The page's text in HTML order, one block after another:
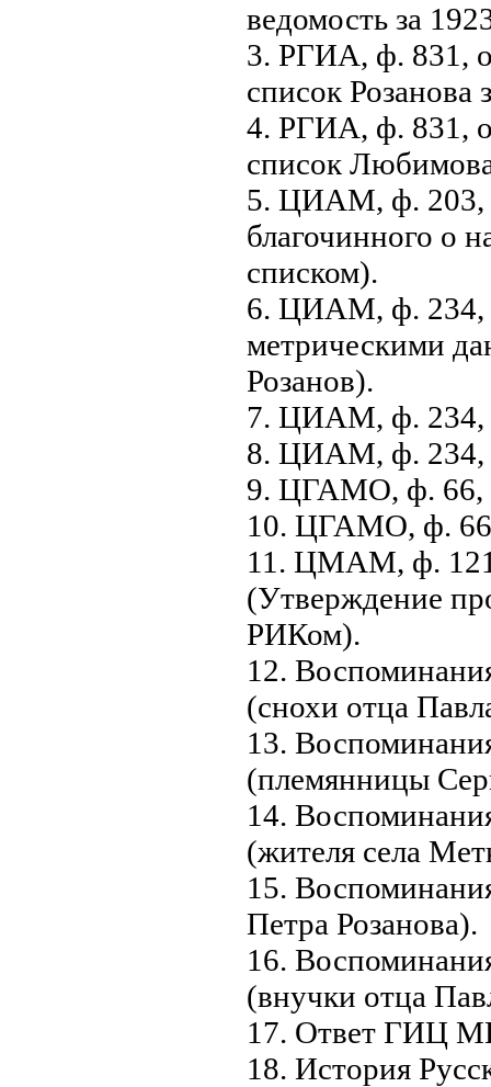
ведомость за
3. РГИА, ф. 831,
список Розанова
4. РГИА, ф. 831,
список
5. ЦИАМ, ф. 203,
благочинного о
списком).
6. ЦИАМ, ф. 234,
метрическими
Розанов).
7. ЦИАМ, ф. 234,
8. ЦИАМ, ф. 234,
9. ЦГАМО, ф. 66,
10. ЦГАМО, ф.
11. ЦМАМ, ф.
(Утверждение
РИКом).
12.
(снохи отца
13.
(племянницы
14.
(жителя села
15.
Петра Розанова).
16.
(внучки отца
17. Ответ ГИЦ
18. История